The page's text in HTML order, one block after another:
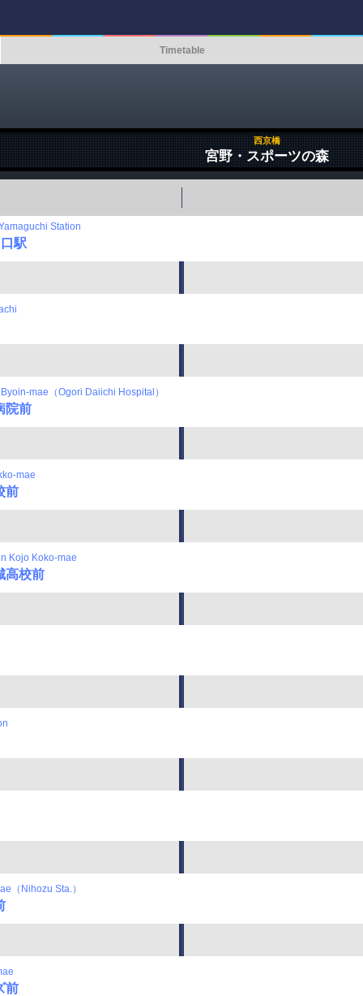
Timetable
西京橋
宮野・スポーツの森
Station
駅
mae（Ogori Daiichi Hospital）
院前
mae
前
Kojo Koko-mae
高校前
（Nihozu Sta.）
前